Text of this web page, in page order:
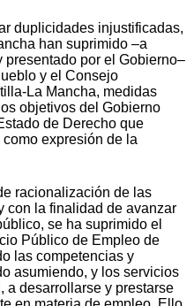
duplicidades injustificadas,
han suprimido –a
presentado por el Gobierno–
y el Consejo
La Mancha, medidas
objetivos del Gobierno
de Derecho que
expresión de la
racionalización de las
con la finalidad de avanzar
se ha suprimido el
Público de Empleo de
las competencias y
asumiendo, y los servicios
a desarrollarse y prestarse